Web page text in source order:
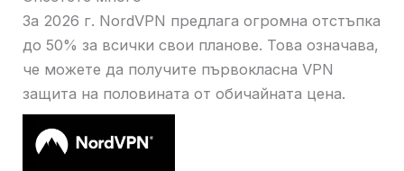
За 2026 г. NordVPN предлага огромна отстъпка
до 50% за всички свои планове. Това означава,
че можете да получите първокласна VPN
защита на половината от обичайната цена.